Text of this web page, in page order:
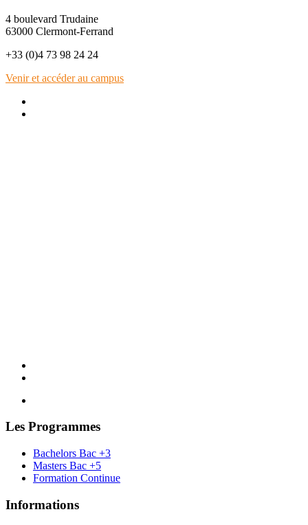
4 boulevard Trudaine
63000 Clermont-Ferrand
+33 (0)4 73 98 24 24
Venir et accéder au campus
Les Programmes
Bachelors Bac +3
Masters Bac +5
Formation Continue
Informations